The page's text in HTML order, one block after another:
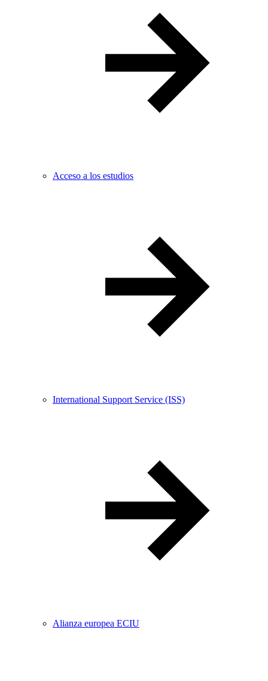
Acceso a los estudios
International Support Service (ISS)
Alianza europea ECIU